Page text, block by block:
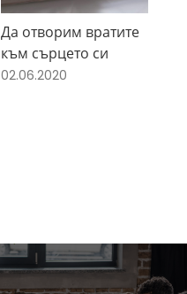
Да отворим вратите
към сърцето си
02.06.2020